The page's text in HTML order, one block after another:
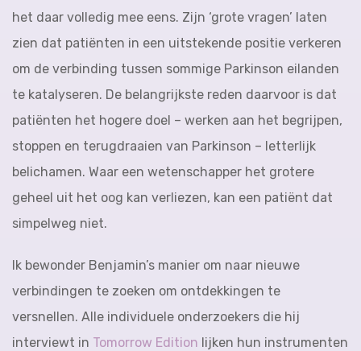
het daar volledig mee eens. Zijn ‘grote vragen’ laten
zien dat patiënten in een uitstekende positie verkeren
om de verbinding tussen sommige Parkinson eilanden
te katalyseren. De belangrijkste reden daarvoor is dat
patiënten het hogere doel – werken aan het begrijpen,
stoppen en terugdraaien van Parkinson – letterlijk
belichamen. Waar een wetenschapper het grotere
geheel uit het oog kan verliezen, kan een patiënt dat
simpelweg niet.
Ik bewonder Benjamin’s manier om naar nieuwe
verbindingen te zoeken om ontdekkingen te
versnellen. Alle individuele onderzoekers die hij
interviewt in Tomorrow Edition lijken hun instrumenten